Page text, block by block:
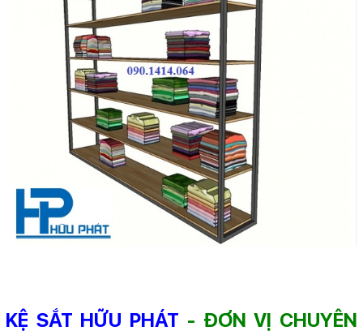
KỆ SẮT HỮU PHÁT - ĐƠN VỊ CHUYÊN